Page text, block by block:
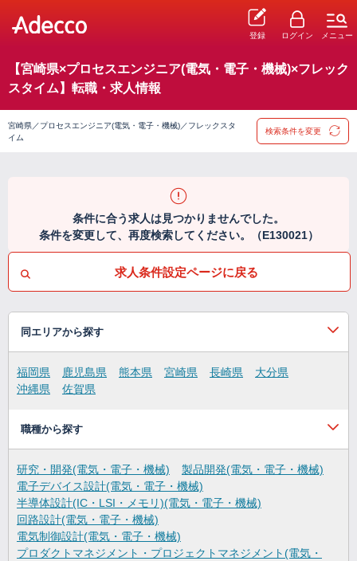
登録 ログイン メニュー
【宮崎県×プロセスエンジニア(電気・電子・機械)×フレック
スタイム】転職・求人情報
宮崎県／プロセスエンジニア(電気・電子・機械)／フレックスタ
イム
検索条件を変更
条件に合う求人は見つかりませんでした。
条件を変更して、再度検索してください。（E130021）
求人条件設定ページに戻る
同エリアから探す
福岡県 鹿児島県 熊本県 宮崎県 長崎県
大分県
沖縄県
佐賀県
職種から探す
研究・開発(電気・電子・機械)
製品開発(電気・電子・機械)
電子デバイス設計(電気・電子・機械)
半導体設計(IC・LSI・メモリ)(電気・電子・機械)
回路設計(電気・電子・機械)
電気制御設計(電気・電子・機械)
プロダクトマネジメント・プロジェクトマネジメント(電気・